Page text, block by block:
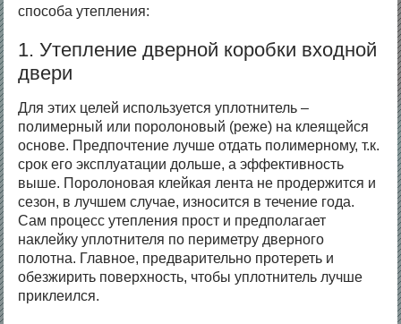
способа утепления:
1. Утепление дверной коробки входной
двери
Для этих целей используется уплотнитель –
полимерный или поролоновый (реже) на клеящейся
основе. Предпочтение лучше отдать полимерному, т.к.
срок его эксплуатации дольше, а эффективность
выше. Поролоновая клейкая лента не продержится и
сезон, в лучшем случае, износится в течение года.
Сам процесс утепления прост и предполагает
наклейку уплотнителя по периметру дверного
полотна. Главное, предварительно протереть и
обезжирить поверхность, чтобы уплотнитель лучше
приклеился.